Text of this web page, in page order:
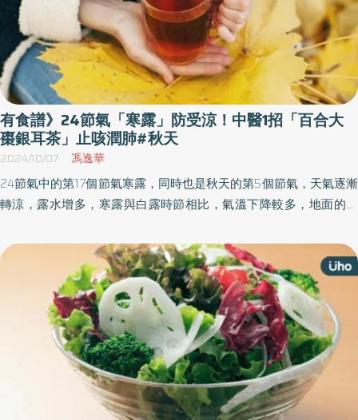
有食譜》24節氣「寒露」防受涼！中醫1招「百合大
棗銀耳茶」止咳潤肺#秋天
2024/10/07 馮逸華
24節氣中的第17個節氣寒露，同時也是秋天的第5個節氣，天氣逐漸
轉涼，露水增多，寒露與白露時節相比，氣溫下降較多，地面的露
染、皮膚乾燥與過敏等不適症狀，民眾可飲用百合大棗銀耳茶來潤
肺，也能透過按摩列缺穴調理胸肺相關疾病。